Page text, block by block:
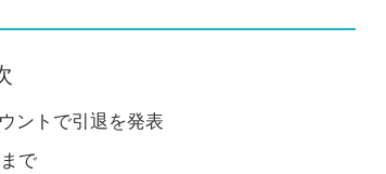
ントで引退を発表
で